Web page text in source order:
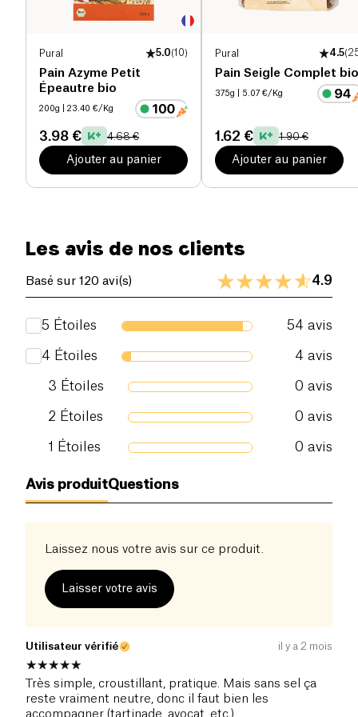
Pural 5.0(10)
Pain Azyme Petit
Épeautre bio
200g | 23.40 €/Kg
3.98 € 4.68 €
Ajouter au panier
Pural 4.5(
Pain Seigle Complet bio
375g | 5.07 €/Kg
1.62 € 1.90 €
Ajouter au panier
Les avis de nos clients
Basé sur 120 avi(s) 4.9
5 Étoiles 54 avis
4 Étoiles 4 avis
3 Étoiles 0 avis
2 Étoiles 0 avis
1 Étoiles 0 avis
Avis produitQuestions
Laissez nous votre avis sur ce produit.
Laisser votre avis
Utilisateur vérifié il y a 2 mois
Très simple, croustillant, pratique. Mais sans sel ça
reste vraiment neutre, donc il faut bien les
accompagner (tartinade, avocat, etc.).